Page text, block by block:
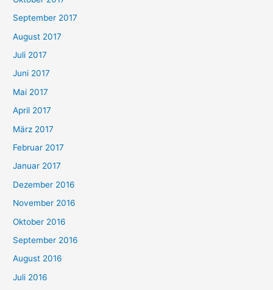
September 2017
August 2017
Juli 2017
Juni 2017
Mai 2017
April 2017
März 2017
Februar 2017
Januar 2017
Dezember 2016
November 2016
Oktober 2016
September 2016
August 2016
Juli 2016